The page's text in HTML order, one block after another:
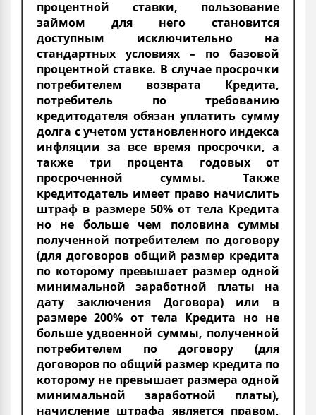
процентной ставки, пользование
займом для него становится
доступным исключительно на
стандартных условиях – по базовой
процентной ставке. В случае просрочки
потребителем возврата Кредита,
потребитель по требованию
кредитодателя обязан уплатить сумму
долга с учетом установленного индекса
инфляции за все время просрочки, а
также три процента годовых от
просроченной суммы. Также
кредитодатель имеет право начислить
штраф в размере 50% от тела Кредита
но не больше чем половина суммы
полученной потребителем по договору
(для договоров общий размер кредита
по которому превышает размер одной
минимальной заработной платы на
дату заключения Договора) или в
размере 200% от тела Кредита но не
больше удвоенной суммы, полученной
потребителем по договору (для
договоров по общий размер кредита по
которому не превышает размера одной
минимальной заработной платы),
начисление штрафа является правом,